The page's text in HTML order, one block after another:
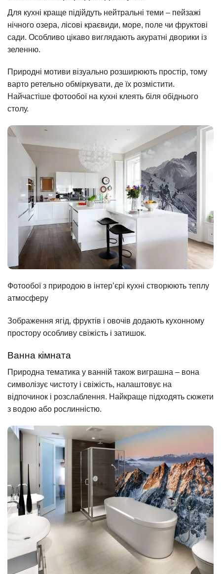
Для кухні краще підійдуть нейтральні теми – пейзажі
нічного озера, лісові краєвиди, море, поле чи фруктові
сади. Особливо цікаво виглядають акуратні дворики із
зеленню.
Природні мотиви візуально розширюють простір, тому
варто ретельно обміркувати, де їх розмістити.
Найчастіше фотообої на кухні клеять біля обіднього
столу.
Фотообої з природою в інтер’єрі кухні створюють теплу
атмосферу
Зображення ягід, фруктів і овочів додають кухонному
простору особливу свіжість і затишок.
Ванна кімната
Природна тематика у ванній також виграшна – вона
символізує чистоту і свіжість, налаштовує на
відпочинок і розслаблення. Найкраще підходять сюжети
з водою або рослинністю.